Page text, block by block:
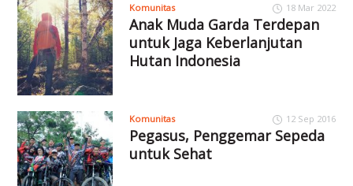
Komunitas 18 Mar 2022
Anak Muda Garda Terdepan
untuk Jaga Keberlanjutan
Hutan Indonesia
Komunitas 12 Sep 2016
Pegasus, Penggemar Sepeda
untuk Sehat